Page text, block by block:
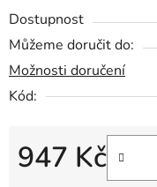
Dostupnost
Můžeme doručit do:
Možnosti doručení
Kód:
947 Kč